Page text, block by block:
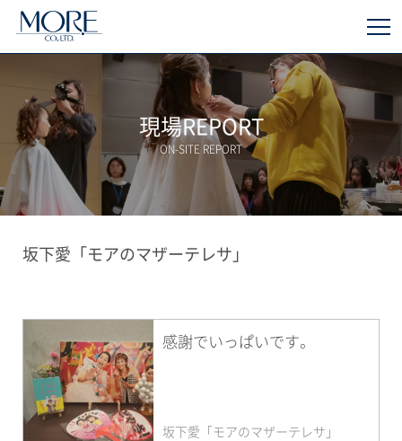
現場REPORT
ON-SITE REPORT
坂下愛「モアのマザーテレサ」
感謝でいっぱいです。
坂下愛「モアのマザーテレサ」